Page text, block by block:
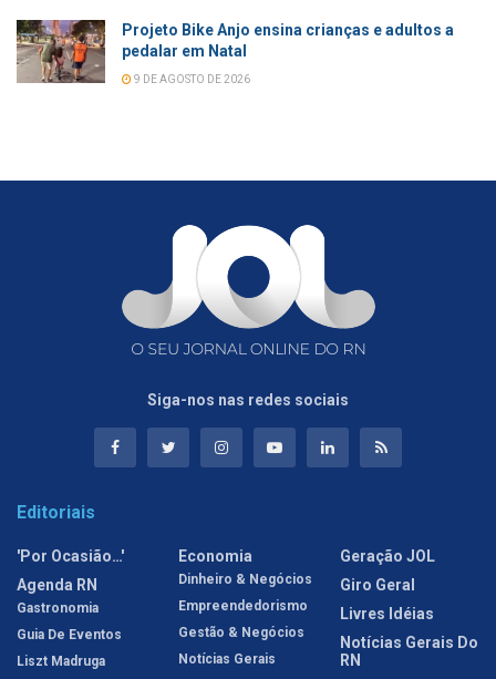
Projeto Bike Anjo ensina crianças e adultos a
pedalar em Natal
9 DE AGOSTO DE 2026
Siga-nos nas redes sociais
Editoriais
'Por Ocasião…'
Agenda RN
Gastronomia
Guia De Eventos
Liszt Madruga
Economia
Dinheiro & Negócios
Empreendedorismo
Gestão & Negócios
Notícias Gerais
Geração JOL
Giro Geral
Livres Idéias
Notícias Gerais Do
RN